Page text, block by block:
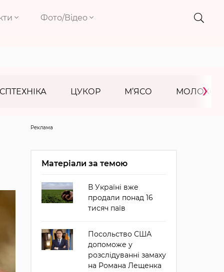
Фото/Відео
ЦУКОР М’ЯСО МОЛОКО
›
Реклама
Матеріали за темою
В Україні вже
продали понад 16
тисяч паїв
Посольство США
допоможе у
розслідуванні замаху
на Романа Лещенка